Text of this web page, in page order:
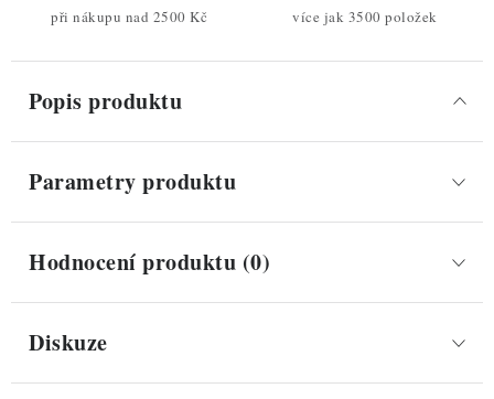
při nákupu nad 2500 Kč více jak 3500 položek
Popis produktu
Parametry produktu
Hodnocení produktu (0)
Diskuze